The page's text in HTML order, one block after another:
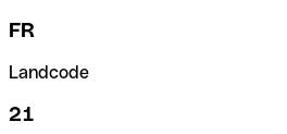
FR
Landcode
21